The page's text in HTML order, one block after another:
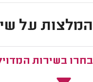
המלצות על
בחרו בשירות